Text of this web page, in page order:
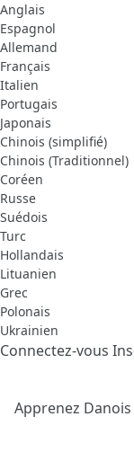
Anglais
Espagnol
Allemand
Français
Italien
Portugais
Japonais
Chinois (simplifié)
Chinois (Traditionnel)
Coréen
Russe
Suédois
Turc
Hollandais
Lituanien
Grec
Polonais
Ukrainien
Connectez-vous
Apprenez Danois